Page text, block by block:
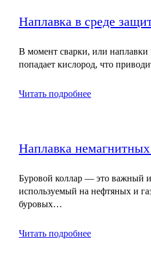
Наплавка в среде
В момент сварки, или
попадает кислород, что
Читать подробнее
Наплавка
Буровой коллар — это важный
используемый на нефтяных и
буровых…
Читать подробнее